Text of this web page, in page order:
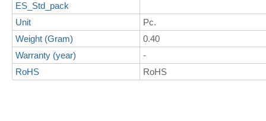
ES_Std_pack
Unit
Pc.
Weight (Gram)
0.40
Warranty (year)
-
RoHS
RoHS